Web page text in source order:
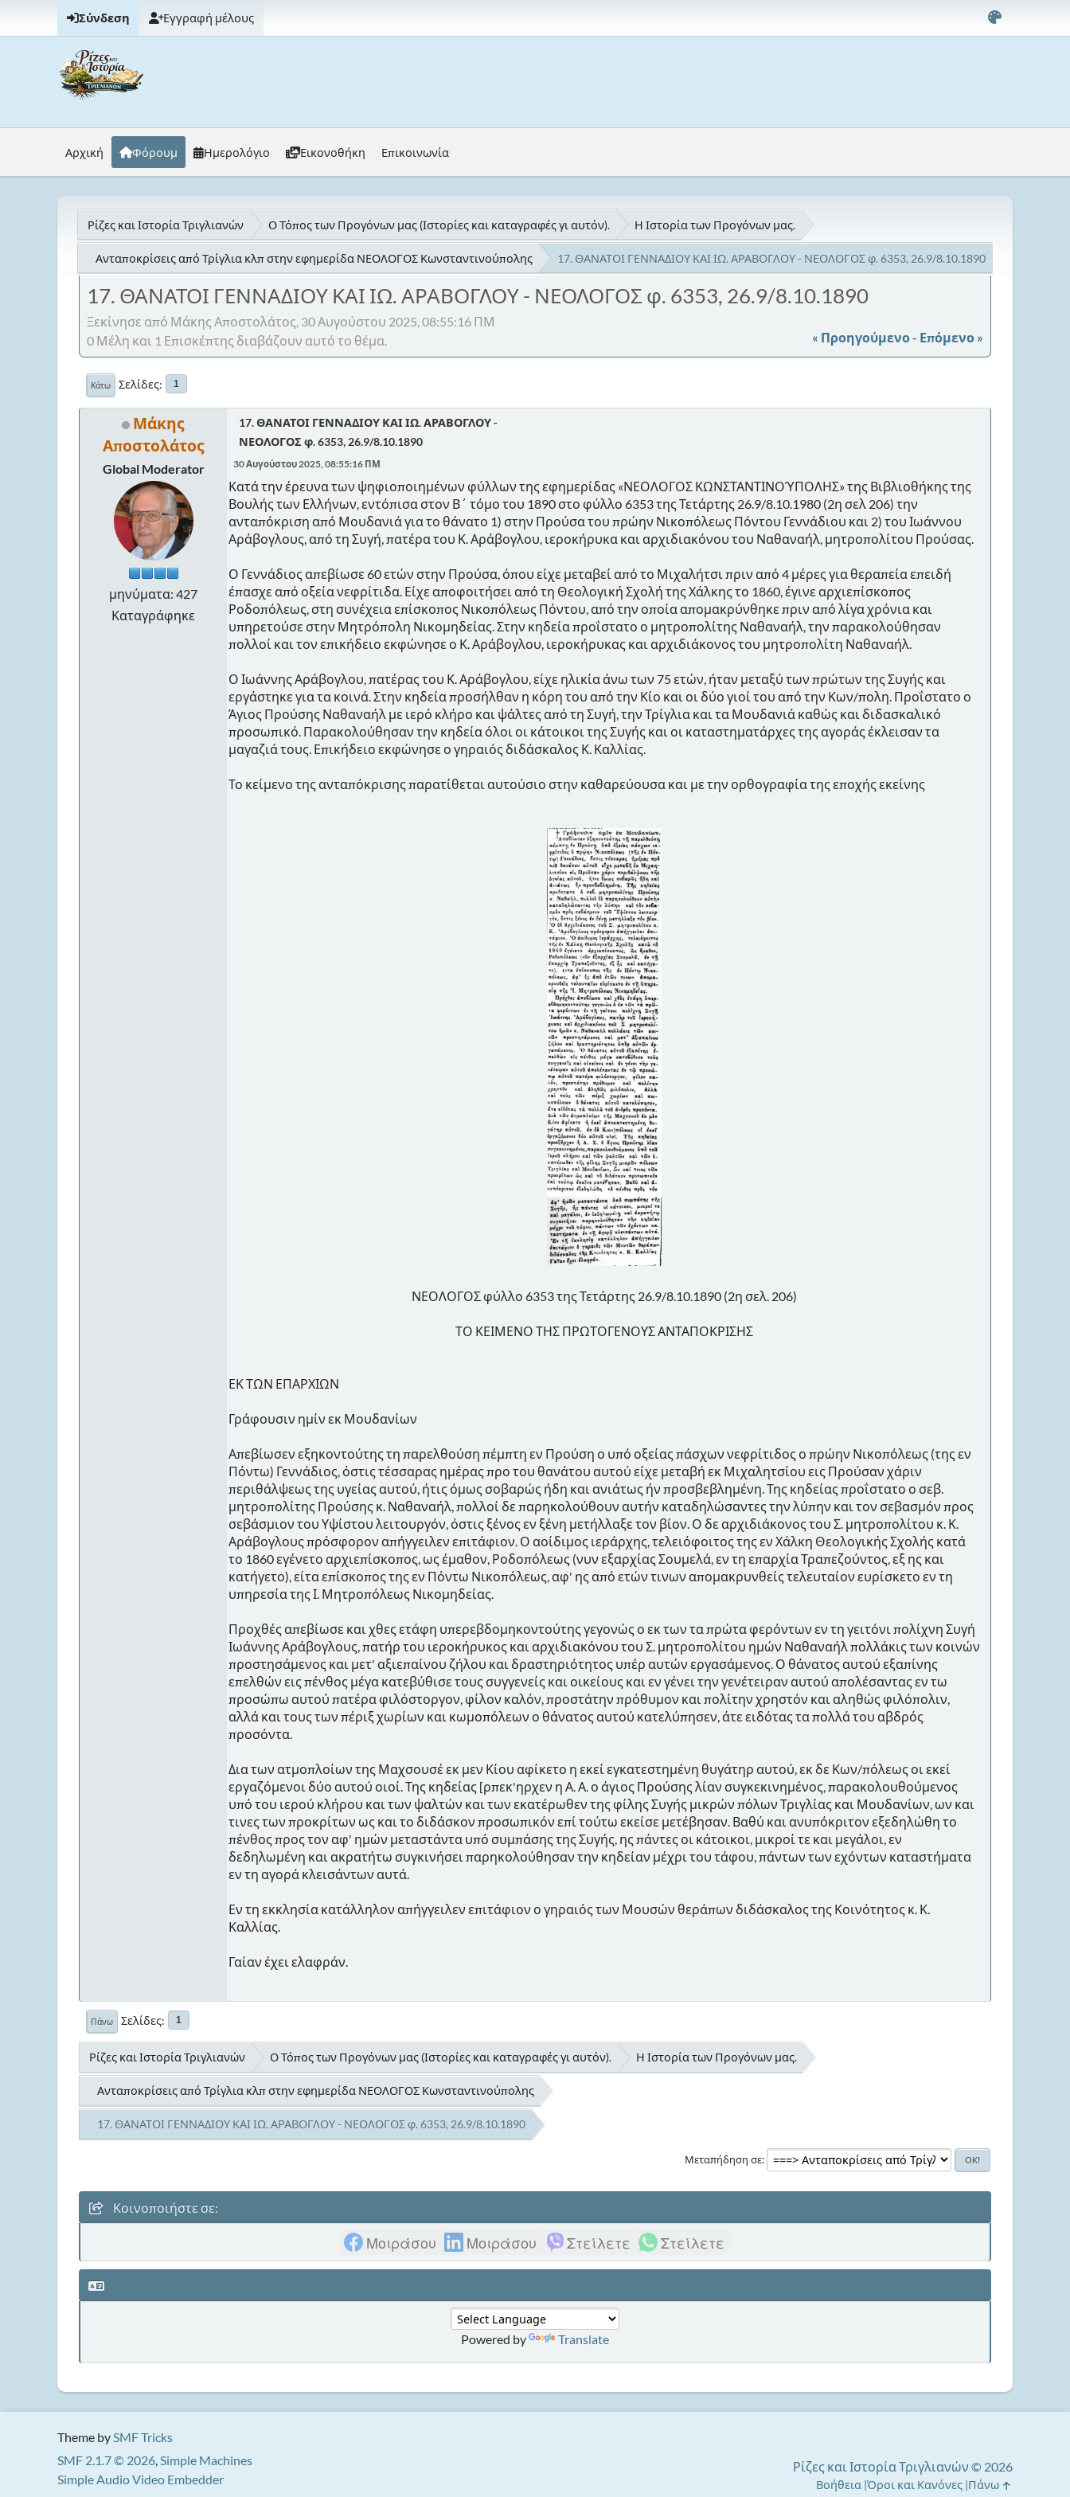
Σύνδεση Εγγραφή μέλους
Αρχική Φόρουμ Ημερολόγιο Εικονοθήκη Επικοινωνία
Ρίζες και Ιστορία Τριγλιανών Ο Τόπος των Προγόνων μας (Ιστορίες και καταγραφές γι αυτόν). Η Ιστορία των Προγόνων μας.
Ανταποκρίσεις από Τρίγλια κλπ στην εφημερίδα ΝΕΟΛΟΓΟΣ Κωνσταντινούπολης 17. ΘΑΝΑΤΟΙ ΓΕΝΝΑΔΙΟΥ ΚΑΙ ΙΩ. ΑΡΑΒΟΓΛΟΥ - ΝΕΟΛΟΓΟΣ φ. 6353, 26.9/8.10.1890
17. ΘΑΝΑΤΟΙ ΓΕΝΝΑΔΙΟΥ ΚΑΙ ΙΩ. ΑΡΑΒΟΓΛΟΥ - ΝΕΟΛΟΓΟΣ φ. 6353, 26.9/8.10.1890
Ξεκίνησε από Μάκης Αποστολάτος, 30 Αυγούστου 2025, 08:55:16 ΠΜ
« Προηγούμενο- Επόμενο »
0 Μέλη και 1 Επισκέπτης διαβάζουν αυτό το θέμα.
Κάτω Σελίδες 1
Μάκης
Αποστολάτος
Global Moderator
μηνύματα: 427
Καταγράφηκε
17. ΘΑΝΑΤΟΙ ΓΕΝΝΑΔΙΟΥ ΚΑΙ ΙΩ. ΑΡΑΒΟΓΛΟΥ -
ΝΕΟΛΟΓΟΣ φ. 6353, 26.9/8.10.1890
30 Αυγούστου 2025, 08:55:16 ΠΜ
Κατά την έρευνα των ψηφιοποιημένων φύλλων της εφημερίδας «ΝΕΟΛΟΓΟΣ ΚΩΝΣΤΑΝΤΙΝΟΎΠΟΛΗΣ» της Βιβλιοθήκης της
Βουλής των Ελλήνων, εντόπισα στον Β΄ τόμο του 1890 στο φύλλο 6353 της Τετάρτης 26.9/8.10.1980 (2η σελ 206) την
ανταπόκριση από Μουδανιά για το θάνατο 1) στην Προύσα του πρώην Νικοπόλεως Πόντου Γεννάδιου και 2) του Ιωάννου
Αράβογλους, από τη Συγή, πατέρα του Κ. Αράβογλου, ιεροκήρυκα και αρχιδιακόνου του Ναθαναήλ, μητροπολίτου Προύσας.
Ο Γεννάδιος απεβίωσε 60 ετών στην Προύσα, όπου είχε μεταβεί από το Μιχαλήτσι πριν από 4 μέρες για θεραπεία επειδή
έπασχε από οξεία νεφρίτιδα. Είχε αποφοιτήσει από τη Θεολογική Σχολή της Χάλκης το 1860, έγινε αρχιεπίσκοπος
Ροδοπόλεως, στη συνέχεια επίσκοπος Νικοπόλεως Πόντου, από την οποία απομακρύνθηκε πριν από λίγα χρόνια και
υπηρετούσε στην Μητρόπολη Νικομηδείας. Στην κηδεία προΐστατο ο μητροπολίτης Ναθαναήλ, την παρακολούθησαν
πολλοί και τον επικήδειο εκφώνησε ο Κ. Αράβογλου, ιεροκήρυκας και αρχιδιάκονος του μητροπολίτη Ναθαναήλ.
Ο Ιωάννης Αράβογλου, πατέρας του Κ. Αράβογλου, είχε ηλικία άνω των 75 ετών, ήταν μεταξύ των πρώτων της Συγής και
εργάστηκε για τα κοινά. Στην κηδεία προσήλθαν η κόρη του από την Κίο και οι δύο γιοί του από την Κων/πολη. Προΐστατο ο
Άγιος Προύσης Ναθαναήλ με ιερό κλήρο και ψάλτες από τη Συγή, την Τρίγλια και τα Μουδανιά καθώς και διδασκαλικό
προσωπικό. Παρακολούθησαν την κηδεία όλοι οι κάτοικοι της Συγής και οι καταστηματάρχες της αγοράς έκλεισαν τα
μαγαζιά τους. Επικήδειο εκφώνησε ο γηραιός διδάσκαλος Κ. Καλλίας.
Το κείμενο της ανταπόκρισης παρατίθεται αυτούσιο στην καθαρεύουσα και με την ορθογραφία της εποχής εκείνης
ΝΕΟΛΟΓΟΣ φύλλο 6353 της Τετάρτης 26.9/8.10.1890 (2η σελ. 206)
ΤΟ ΚΕΙΜΕΝΟ ΤΗΣ ΠΡΩΤΟΓΕΝΟΥΣ ΑΝΤΑΠΟΚΡΙΣΗΣ
ΕΚ ΤΩΝ ΕΠΑΡΧΙΩΝ
Γράφουσιν ημίν εκ Μουδανίων
Απεβίωσεν εξηκοντούτης τη παρελθούση πέμπτη εν Προύση ο υπό οξείας πάσχων νεφρίτιδος ο πρώην Νικοπόλεως (της εν
Πόντω) Γεννάδιος, όστις τέσσαρας ημέρας προ του θανάτου αυτού είχε μεταβή εκ Μιχαλητσίου εις Προύσαν χάριν
περιθάλψεως της υγείας αυτού, ήτις όμως σοβαρώς ήδη και ανιάτως ήν προσβεβλημένη. Της κηδείας προΐστατο ο σεβ.
μητροπολίτης Προύσης κ. Ναθαναήλ, πολλοί δε παρηκολούθουν αυτήν καταδηλώσαντες την λύπην και τον σεβασμόν προς
σεβάσμιον του Υψίστου λειτουργόν, όστις ξένος εν ξένη μετήλλαξε τον βίον. Ο δε αρχιδιάκονος του Σ. μητροπολίτου κ. Κ.
Αράβογλους πρόσφορον απήγγειλεν επιτάφιον. Ο αοίδιμος ιεράρχης, τελειόφοιτος της εν Χάλκη Θεολογικής Σχολής κατά
το 1860 εγένετο αρχιεπίσκοπος, ως έμαθον, Ροδοπόλεως (νυν εξαρχίας Σουμελά, εν τη επαρχία Τραπεζούντος, εξ ης και
κατήγετο), είτα επίσκοπος της εν Πόντω Νικοπόλεως, αφ' ης από ετών τινων απομακρυνθείς τελευταίον ευρίσκετο εν τη
υπηρεσία της Ι. Μητροπόλεως Νικομηδείας.
Προχθές απεβίωσε και χθες ετάφη υπερεβδομηκοντούτης γεγονώς ο εκ των τα πρώτα φερόντων εν τη γειτόνι πολίχνη Συγή
Ιωάννης Αράβογλους, πατήρ του ιεροκήρυκος και αρχιδιακόνου του Σ. μητροπολίτου ημών Ναθαναήλ πολλάκις των κοινών
προστησάμενος και μετ' αξιεπαίνου ζήλου και δραστηριότητος υπέρ αυτών εργασάμενος. Ο θάνατος αυτού εξαπίνης
επελθών εις πένθος μέγα κατεβύθισε τους συγγενείς και οικείους και εν γένει την γενέτειραν αυτού απολέσαντας εν τω
προσώπω αυτού πατέρα φιλόστοργον, φίλον καλόν, προστάτην πρόθυμον και πολίτην χρηστόν και αληθώς φιλόπολιν,
αλλά και τους των πέριξ χωρίων και κωμοπόλεων ο θάνατος αυτού κατελύπησεν, άτε ειδότας τα πολλά του αβδρός
προσόντα.
Δια των ατμοπλοίων της Μαχσουσέ εκ μεν Κίου αφίκετο η εκεί εγκατεστημένη θυγάτηρ αυτού, εκ δε Κων/πόλεως οι εκεί
εργαζόμενοι δύο αυτού οιοί. Της κηδείας [ρπεκ'ηρχεν η Α. Α. ο άγιος Προύσης λίαν συγκεκινημένος, παρακολουθούμενος
υπό του ιερού κλήρου και των ψαλτών και των εκατέρωθεν της φίλης Συγής μικρών πόλων Τριγλίας και Μουδανίων, ων και
τινες των προκρίτων ως και το διδάσκον προσωπικόν επί τούτω εκείσε μετέβησαν. Βαθύ και ανυπόκριτον εξεδηλώθη το
πένθος προς τον αφ' ημών μεταστάντα υπό συμπάσης της Συγής, ης πάντες οι κάτοικοι, μικροί τε και μεγάλοι, εν
δεδηλωμένη και ακρατήτω συγκινήσει παρηκολούθησαν την κηδείαν μέχρι του τάφου, πάντων των εχόντων καταστήματα
εν τη αγορά κλεισάντων αυτά.
Εν τη εκκλησία κατάλληλον απήγγειλεν επιτάφιον ο γηραιός των Μουσών θεράπων διδάσκαλος της Κοινότητος κ. Κ.
Καλλίας.
Γαίαν έχει ελαφράν.
Πάνω Σελίδες 1
Ρίζες και Ιστορία Τριγλιανών Ο Τόπος των Προγόνων μας (Ιστορίες και καταγραφές γι αυτόν). Η Ιστορία των Προγόνων μας.
Ανταποκρίσεις από Τρίγλια κλπ στην εφημερίδα ΝΕΟΛΟΓΟΣ Κωνσταντινούπολης
17. ΘΑΝΑΤΟΙ ΓΕΝΝΑΔΙΟΥ ΚΑΙ ΙΩ. ΑΡΑΒΟΓΛΟΥ - ΝΕΟΛΟΓΟΣ φ. 6353, 26.9/8.10.1890
Μεταπήδηση σε
Κοινοποιήστε σε:
Μοιράσου Μοιράσου Στείλετε Στείλετε
Powered by Translate
Theme bySMF Tricks
SMF 2.1.7 © 2026,Simple Machines
Simple Audio Video Embedder
Ρίζες και Ιστορία Τριγλιανών © 2026
Βοήθεια Όροι και Κανόνες Πάνω